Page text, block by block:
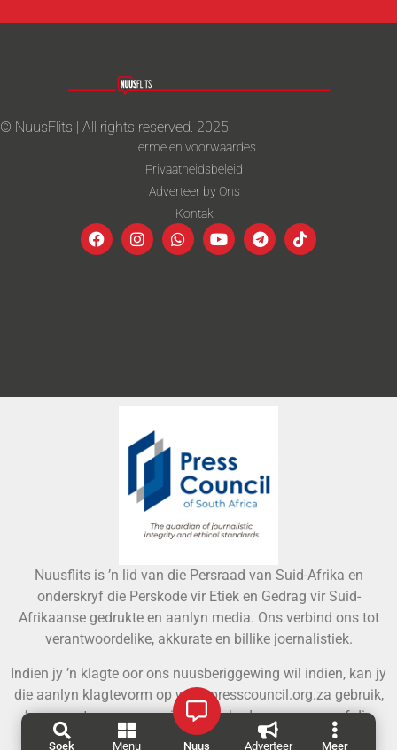
Soek Menu Nuus Adverteer Meer
© NuusFlits | All rights reserved. 2025
Terme en voorwaardes
Privaatheidsbeleid
Adverteer by Ons
Kontak
Nuusflits is ’n lid van die Persraad van Suid-Afrika en
onderskryf die Perskode vir Etiek en Gedrag vir Suid-
Afrikaanse gedrukte en aanlyn media. Ons verbind ons tot
verantwoordelike, akkurate en billike joernalistiek.
Indien jy ’n klagte oor ons nuusberiggewing wil indien, kan jy
die aanlyn klagtevorm op www.presscouncil.org.za gebruik,
’n e-pos stuur aanenquiries@ombudsman.org.za, of die
Persraad kontak by 011 484 3612.